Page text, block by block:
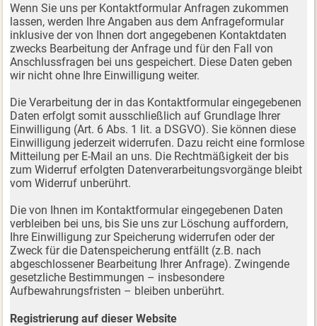
Wenn Sie uns per Kontaktformular Anfragen zukommen
lassen, werden Ihre Angaben aus dem Anfrageformular
inklusive der von Ihnen dort angegebenen Kontaktdaten
zwecks Bearbeitung der Anfrage und für den Fall von
Anschlussfragen bei uns gespeichert. Diese Daten geben
wir nicht ohne Ihre Einwilligung weiter.
Die Verarbeitung der in das Kontaktformular eingegebenen
Daten erfolgt somit ausschließlich auf Grundlage Ihrer
Einwilligung (Art. 6 Abs. 1 lit. a DSGVO). Sie können diese
Einwilligung jederzeit widerrufen. Dazu reicht eine formlose
Mitteilung per E-Mail an uns. Die Rechtmäßigkeit der bis
zum Widerruf erfolgten Datenverarbeitungsvorgänge bleibt
vom Widerruf unberührt.
Die von Ihnen im Kontaktformular eingegebenen Daten
verbleiben bei uns, bis Sie uns zur Löschung auffordern,
Ihre Einwilligung zur Speicherung widerrufen oder der
Zweck für die Datenspeicherung entfällt (z.B. nach
abgeschlossener Bearbeitung Ihrer Anfrage). Zwingende
gesetzliche Bestimmungen – insbesondere
Aufbewahrungsfristen – bleiben unberührt.
Registrierung auf dieser Website